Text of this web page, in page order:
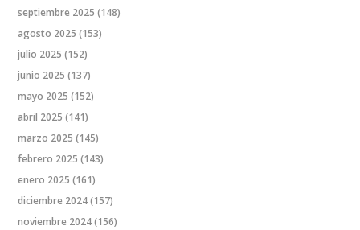
septiembre 2025 (148)
agosto 2025 (153)
julio 2025 (152)
junio 2025 (137)
mayo 2025 (152)
abril 2025 (141)
marzo 2025 (145)
febrero 2025 (143)
enero 2025 (161)
diciembre 2024(157)
noviembre 2024(156)